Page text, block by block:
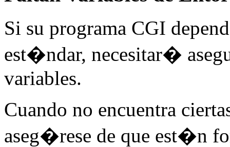
Si su programa CGI
est�ndar, necesitar�
variables.
Cuando no encuentra
aseg�rese de que est�n